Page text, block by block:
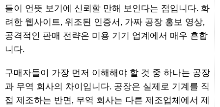
들이 언뜻 보기에 신뢰할 만해 보인다는 점입니다. 화
려한 웹사이트, 위조된 인증서, 가짜 공장 홍보 영상,
공격적인 판매 전략은 미용 기기 업계에서 매우 흔합
니다.
구매자들이 가장 먼저 이해해야 할 것 중 하나는 공장
과 무역 회사의 차이입니다. 공장은 실제로 기계를 직
접 제조하는 반면, 무역 회사는 다른 제조업체에서 제